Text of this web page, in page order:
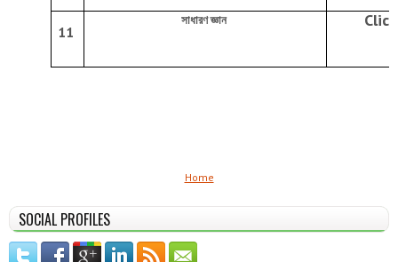
11
সাধারণ জ্ঞান Click
Home
SOCIAL PROFILES